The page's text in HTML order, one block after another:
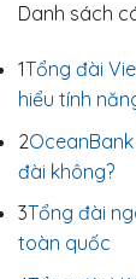
Danh sách
1Tổng đài
hiểu tính
2
đài không?
3Tổng đài
toàn quốc